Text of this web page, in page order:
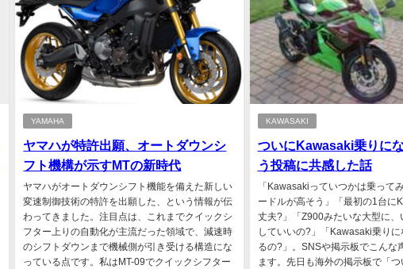
YAMAHA
ヤマハが特許出願、オートダウンシ
フト機構が示すMTの新時代
ヤマハがオートダウンシフト機能を備えた新しい
変速制御技術の特許を出願した、という情報が伝
わってきました。注目点は、これまでクイックシ
フター上りの自動化が主流だった領域で、減速時
のシフトダウンまで機械側が引き受ける構造にな
っている点です。私はMT-09でクイックシフター
KAWASAKI
ついにKawasaki乗りに
う投稿に共感した話
「Kawasakiっていつかは乗って
ードルが高そう」「最初の1台に
丈夫?」「Z900みたいな大型に、
していいの?」「Kawasaki乗り
るの?」。SNSや掲示板でこんな
ます。先日も海外の掲示板で「